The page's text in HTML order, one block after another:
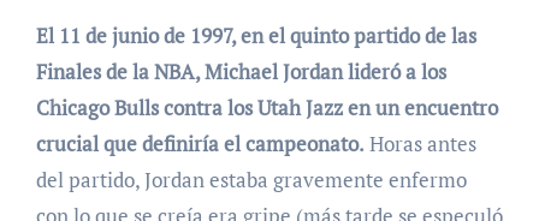
El 11 de junio de 1997, en el quinto partido de las
Finales de la NBA, Michael Jordan lideró a los
Chicago Bulls contra los Utah Jazz en un encuentro
crucial que definiría el campeonato. Horas antes
del partido, Jordan estaba gravemente enfermo